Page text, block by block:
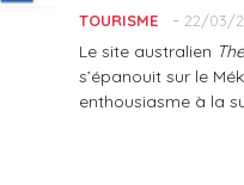
TOURISME 22/03/
Le site australien
s’épanouit sur le
enthousiasme à la